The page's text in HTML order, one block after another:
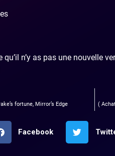
n’y as pas une nouvelle
fortune, Mirror’s Edge (
Facebook